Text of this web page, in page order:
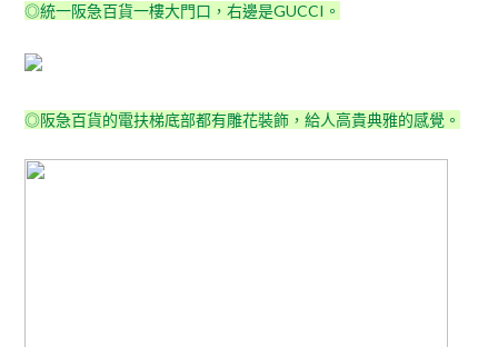
◎統一阪急百貨一樓大門口，右邊是GUCCI。
◎阪急百貨的電扶梯底部都有雕花裝飾，給人高貴典雅的感覺。